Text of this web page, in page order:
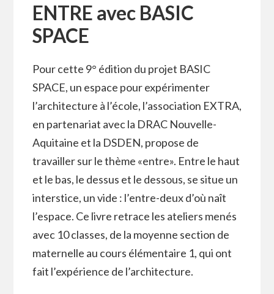
ENTRE avec BASIC
SPACE
Pour cette 9° édition du projet BASIC
SPACE, un espace pour expérimenter
l’architecture à l’école, l’association EXTRA,
en partenariat avec la DRAC Nouvelle-
Aquitaine et la DSDEN, propose de
travailler sur le thème «entre». Entre le haut
et le bas, le dessus et le dessous, se situe un
interstice, un vide : l’entre-deux d’où naît
l’espace. Ce livre retrace les ateliers menés
avec 10 classes, de la moyenne section de
maternelle au cours élémentaire 1, qui ont
fait l’expérience de l’architecture.